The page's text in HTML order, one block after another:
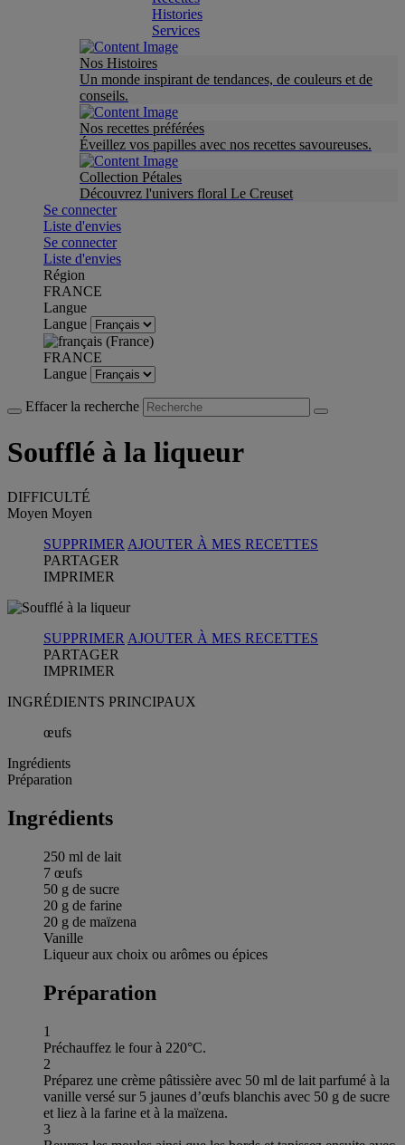
Histories
Services
Nos Histoires
Un monde inspirant de tendances, de couleurs et de
conseils.
Nos recettes préférées
Éveillez vos papilles avec nos recettes savoureuses.
Collection Pétales
Découvrez l'univers floral Le Creuset
Se connecter
Liste d'envies
Se connecter
Liste d'envies
Région
FRANCE
Langue
Langue
FRANCE
Langue
Effacer la recherche
Soufflé à la liqueur
DIFFICULTÉ
Moyen Moyen
SUPPRIMER AJOUTER À MES RECETTES
PARTAGER
IMPRIMER
SUPPRIMER AJOUTER À MES RECETTES
PARTAGER
IMPRIMER
INGRÉDIENTS PRINCIPAUX
œufs
Ingrédients
Préparation
Ingrédients
250 ml de lait
7 œufs
50 g de sucre
20 g de farine
20 g de maïzena
Vanille
Liqueur aux choix ou arômes ou épices
Préparation
1
Préchauffez le four à 220°C.
2
Préparez une crème pâtissière avec 50 ml de lait parfumé à la
vanille versé sur 5 jaunes d’œufs blanchis avec 50 g de sucre
et liez à la farine et à la maïzena.
3